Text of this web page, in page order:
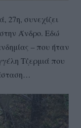
27η, συνεχίζει
Άνδρο. Εδώ
– που ήταν
Τζερμιά που